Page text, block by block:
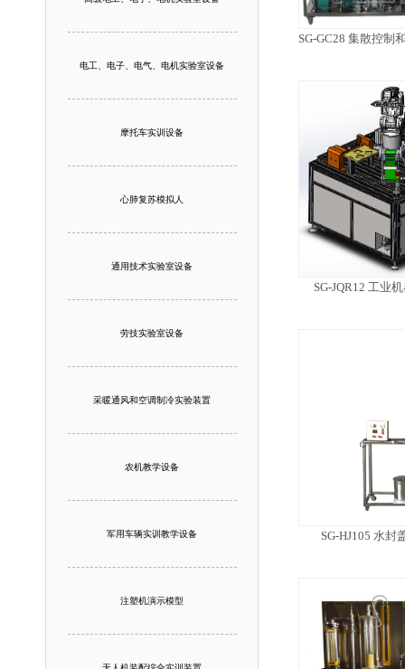
电工、电子、电气、电机实验室设备
摩托车实训设备
心肺复苏模拟人
通用技术实验室设备
劳技实验室设备
采暖通风和空调制冷实验装置
农机教学设备
军用车辆实训教学设备
注塑机演示模型
SG-GC28 集散控制
SG-JQR12 工业
SG-HJ105 水封